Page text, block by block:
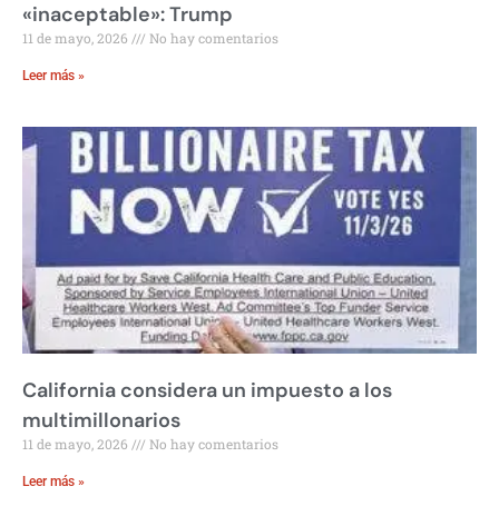
«inaceptable»: Trump
11 de mayo, 2026 No hay comentarios
Leer más »
California considera un impuesto a los
multimillonarios
11 de mayo, 2026 No hay comentarios
Leer más »